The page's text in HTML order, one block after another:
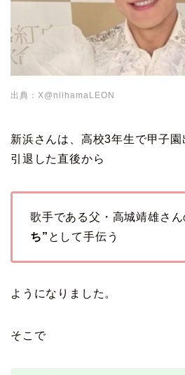
出典：X@niihamaLEON
新浜さんは、高校3年生で甲子
引退した直後から
歌手である父・高城靖雄さ
ち” として手伝う
ようになりました。
そこで